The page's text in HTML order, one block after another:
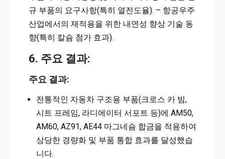
규 부품의 요구사항(특히 열전도율). – 항공우주
산업에서의 재적용을 위한 내연성 향상 기술 동
향(특히 칼슘 첨가 효과).
6. 주요 결과:
주요 결과:
전통적인 자동차 구조용 부품(크로스 카 빔,
시트 프레임, 라디에이터 서포트 등)에 AM50,
AM60, AZ91, AE44 마그네슘 합금을 적용하여
상당한 경량화 및 부품 통합 효과를 달성했습
니다.